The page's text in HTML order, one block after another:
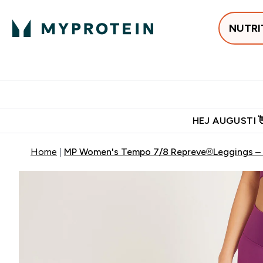
HEJ AUGUSTI
Home MP Women's Tempo 7/8 Repreve®Leggings –